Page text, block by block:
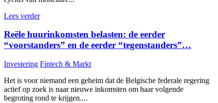
Lees verder
Reële huurinkomsten belasten: de eerder
“voorstanders” en de eerder “tegenstanders”…
Investering Fintech & Markt
Het is voor niemand een geheim dat de Belgische federale regering
actief op zoek is naar nieuwe inkomsten om haar volgende
begroting rond te krijgen....